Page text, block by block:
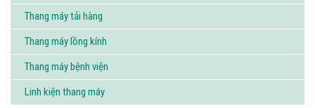
Thang máy tải hàng
Thang máy lồng kính
Thang máy bệnh viện
Linh kiện thang máy